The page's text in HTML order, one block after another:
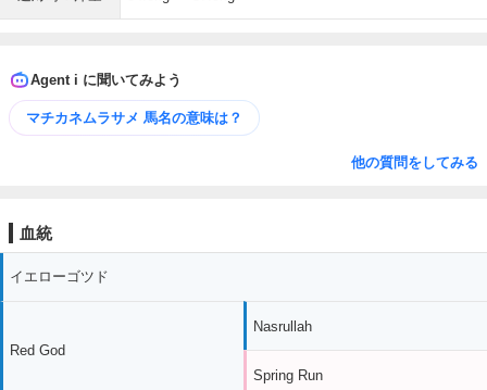
Agent i に聞いてみよう
マチカネムラサメ 馬名の意味は？
他の質問をしてみる
血統
イエローゴツド
Red God
Nasrullah
Spring Run